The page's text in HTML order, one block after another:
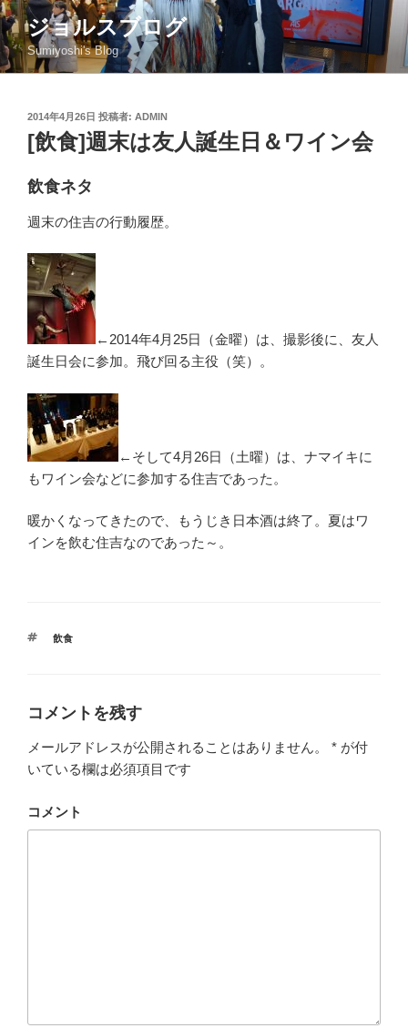
コ
ン
テ
ン
ジョルスブログ
Sumiyoshi's Blog
投
稿
日:
2014年4月26日 投稿者: ADMIN
[飲食]週末は友人誕生日＆ワイン会
飲食ネタ
週末の住吉の行動履歴。
←2014年4月25日（金曜）は、撮影後に、友人
誕生日会に参加。飛び回る主役（笑）。
←そして4月26日（土曜）は、ナマイキに
もワイン会などに参加する住吉であった。
暖かくなってきたので、もうじき日本酒は終了。夏はワ
インを飲む住吉なのであった～。
タ
飲食
コメントを残す
メールアドレスが公開されることはありません。 * が付
いている欄は必須項目です
コメント